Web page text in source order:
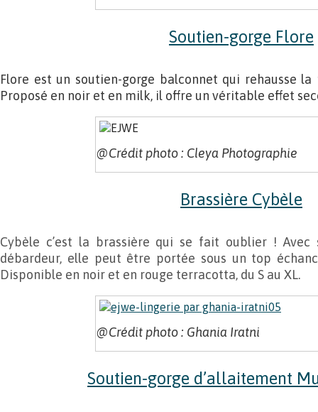
Soutien-gorge Flore
Flore est un soutien-gorge balconnet qui rehausse
Proposé en noir et en milk, il offre un véritable effet
@Crédit photo : Cleya Photographie
Brassière Cybèle
Cybèle c’est la brassière qui se fait oublier !
débardeur, elle peut être portée sous un top
Disponible en noir et en rouge terracotta, du S au XL.
@Crédit photo : Ghania Iratni
Soutien-gorge d’allaitement